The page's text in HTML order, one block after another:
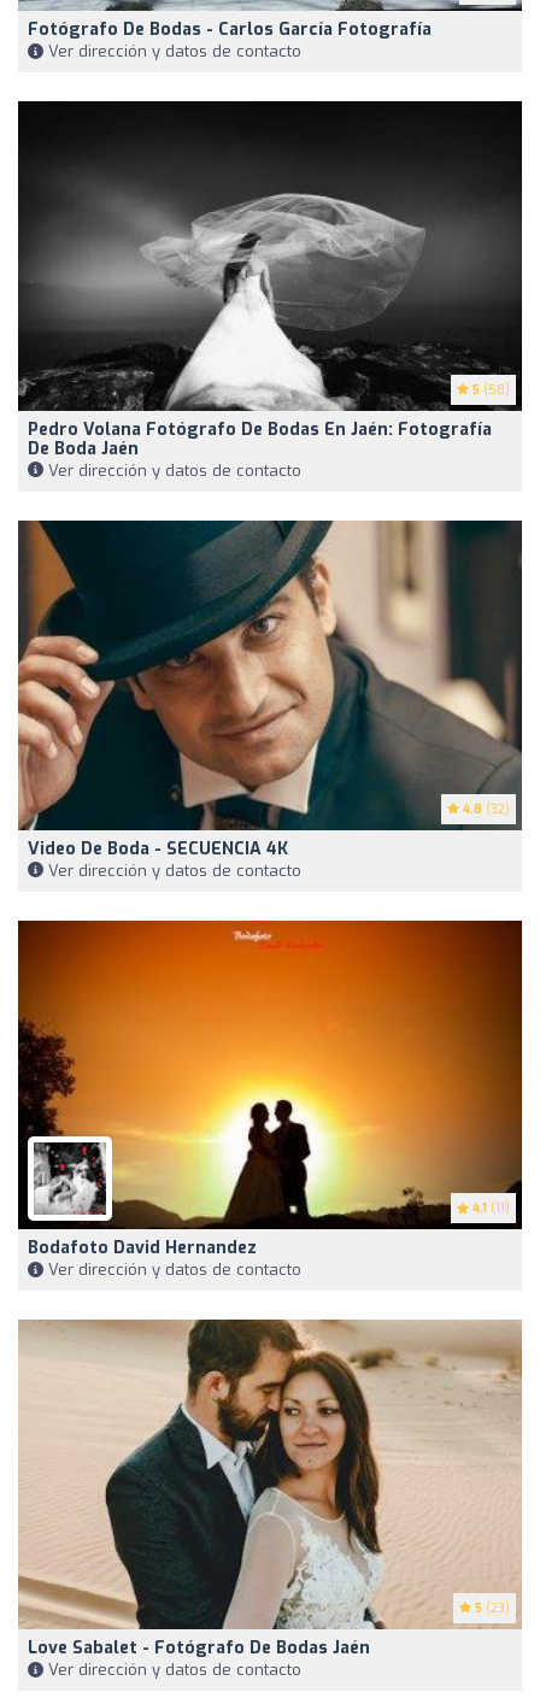
Fotógrafo De Bodas - Carlos García Fotografía
Ver dirección y datos de contacto
5 (58)
Pedro Volana Fotógrafo De Bodas En Jaén: Fotografía
De Boda Jaén
Ver dirección y datos de contacto
4.8 (32)
Video De Boda - SECUENCIA 4K
Ver dirección y datos de contacto
4.1 (11)
Bodafoto David Hernandez
Ver dirección y datos de contacto
5 (23)
Love Sabalet - Fotógrafo De Bodas Jaén ️
Ver dirección y datos de contacto